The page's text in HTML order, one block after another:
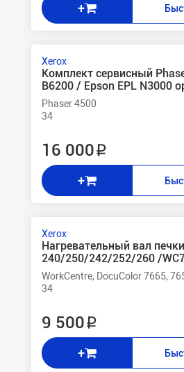
+
Xerox
Комплект сервисный
B6200 / Epson EPL N3000
Phaser 4500
34
16 000 ₽
+
Xerox
Нагревательный вал
240/250/242/252/260 /
WorkCentre, DocuColor 7665,
34
9 500 ₽
+